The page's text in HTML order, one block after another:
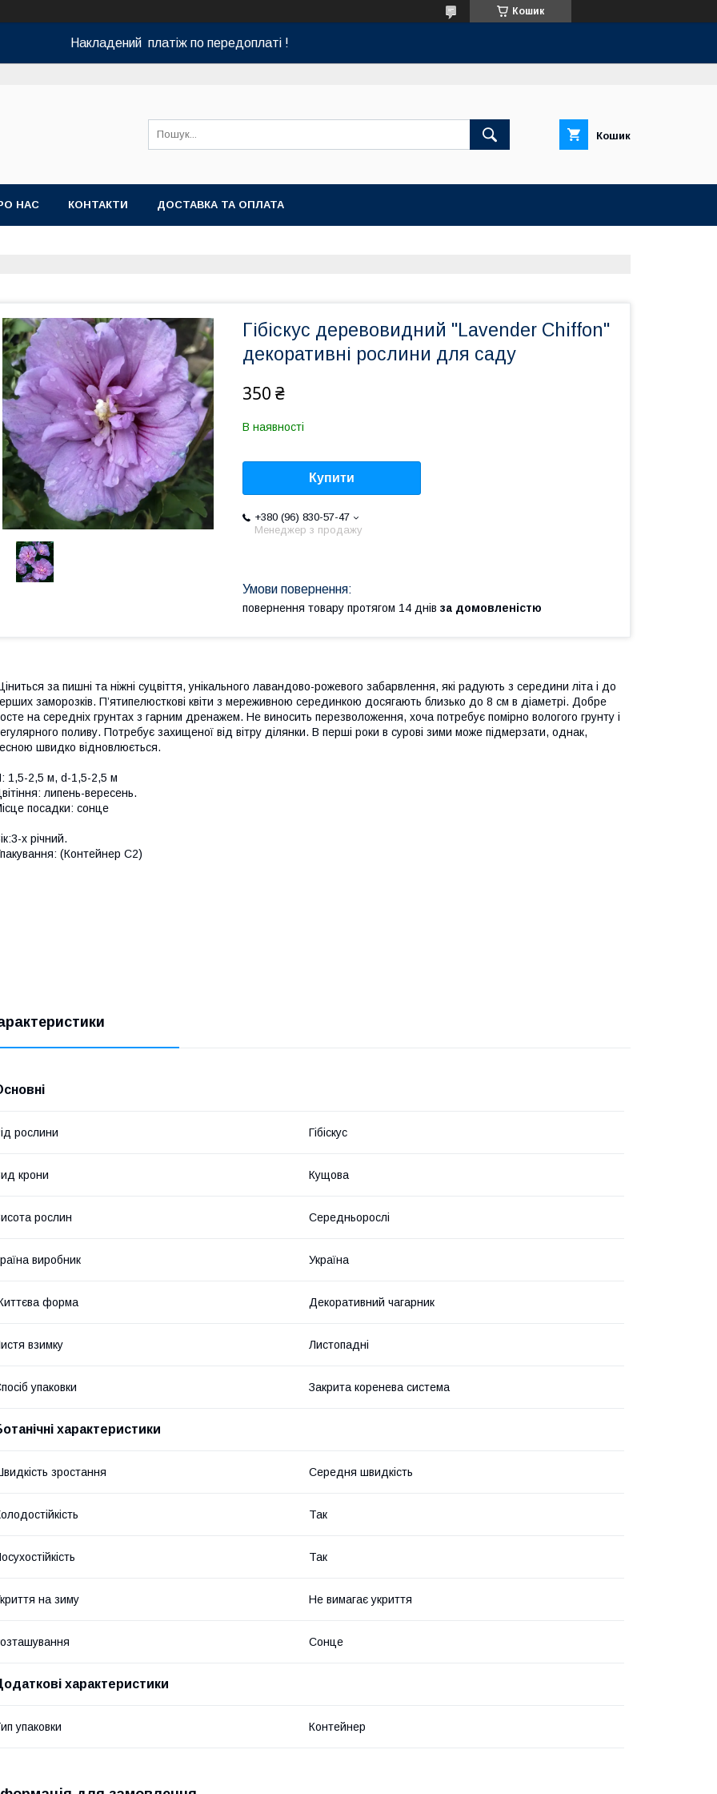
Кошик
Накладений платіж по передоплаті !
Кошик
НАС КОНТАКТИ ДОСТАВКА ТА ОПЛАТА
Гібіскус деревовидний "Lavender Chiffon"
декоративні рослини для саду
350 ₴
В наявності
Купити
+380 (96) 830-57-47
Менеджер з продажу
повернення товару протягом 14 днів за домовленістю
за пишні та ніжні суцвіття, унікального лавандово-рожевого забарвлення, які радують з середини літа і до
заморозків. П’ятипелюсткові квіти з мереживною серединкою досягають близько до 8 см в діаметрі. Добре
на середніх грунтах з гарним дренажем. Не виносить перезволоження, хоча потребує помірно вологого грунту і
поливу. Потребує захищеної від вітру ділянки. В перші роки в сурові зими може підмерзати, однак,
швидко відновлюється.
1,5-2,5 м, d-1,5-2,5 м
липень-вересень.
посадки: сонце
х річний.
(Контейнер С2)
рослини Гібіскус
крони Кущова
рослин Середньорослі
виробник Україна
форма Декоративний чагарник
взимку Листопадні
упаковки Закрита коренева система
характеристики
зростання Середня швидкість
Так
Так
на зиму Не вимагає укриття
Сонце
характеристики
упаковки Контейнер